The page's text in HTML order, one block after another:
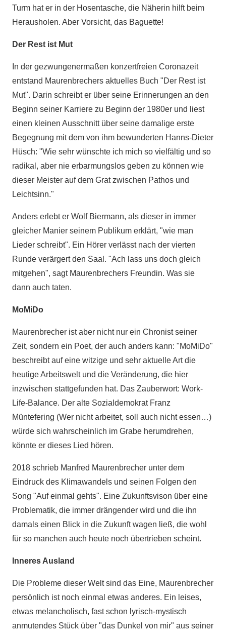
Turm hat er in der Hosentasche, die Näherin hilft beim
Herausholen. Aber Vorsicht, das Baguette!
Der Rest ist Mut
In der gezwungenermaßen konzertfreien Coronazeit
entstand Maurenbrechers aktuelles Buch "Der Rest ist
Mut". Darin schreibt er über seine Erinnerungen an den
Beginn seiner Karriere zu Beginn der 1980er und liest
einen kleinen Ausschnitt über seine damalige erste
Begegnung mit dem von ihm bewunderten Hanns-Dieter
Hüsch: "Wie sehr wünschte ich mich so vielfältig und so
radikal, aber nie erbarmungslos geben zu können wie
dieser Meister auf dem Grat zwischen Pathos und
Leichtsinn."
Anders erlebt er Wolf Biermann, als dieser in immer
gleicher Manier seinem Publikum erklärt, "wie man
Lieder schreibt". Ein Hörer verlässt nach der vierten
Runde verärgert den Saal. "Ach lass uns doch gleich
mitgehen", sagt Maurenbrechers Freundin. Was sie
dann auch taten.
MoMiDo
Maurenbrecher ist aber nicht nur ein Chronist seiner
Zeit, sondern ein Poet, der auch anders kann: "MoMiDo"
beschreibt auf eine witzige und sehr aktuelle Art die
heutige Arbeitswelt und die Veränderung, die hier
inzwischen stattgefunden hat. Das Zauberwort: Work-
Life-Balance. Der alte Sozialdemokrat Franz
Müntefering (Wer nicht arbeitet, soll auch nicht essen…)
würde sich wahrscheinlich im Grabe herumdrehen,
könnte er dieses Lied hören.
2018 schrieb Manfred Maurenbrecher unter dem
Eindruck des Klimawandels und seinen Folgen den
Song "Auf einmal gehts". Eine Zukunftsvison über eine
Problematik, die immer drängender wird und die ihn
damals einen Blick in die Zukunft wagen ließ, die wohl
für so manchen auch heute noch übertrieben scheint.
Inneres Ausland
Die Probleme dieser Welt sind das Eine, Maurenbrecher
persönlich ist noch einmal etwas anderes. Ein leises,
etwas melancholisch, fast schon lyrisch-mystisch
anmutendes Stück über "das Dunkel von mir" aus seiner